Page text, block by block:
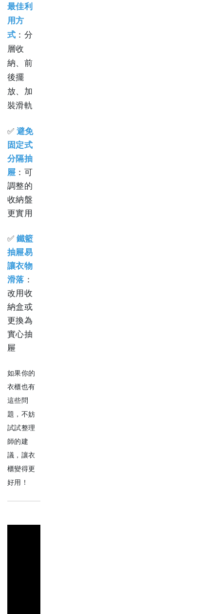
最佳利
用方
式 ：分
層收
納、前
後擺
放、加
裝滑軌
✅ 避免
固定式
分隔抽
屜 ：可
調整的
收納盤
更實用
✅ 鐵籃
抽屜易
讓衣物
滑落 ：
改用收
納盒或
更換為
實心抽
屜
如果你的
衣櫃也有
這些問
題，不妨
試試整理
師的建
議，讓衣
櫃變得更
好用！